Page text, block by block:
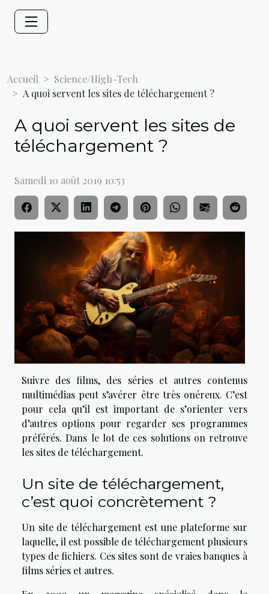
Accueil
Science/High-Tech
A quoi servent les sites de téléchargement ?
A quoi servent les sites de
téléchargement ?
Samedi 10 août 2019 10:53
Suivre des films, des séries et autres contenus
multimédias peut s’avérer être très onéreux. C’est
pour cela qu’il est important de s’orienter vers
d’autres options pour regarder ses programmes
préférés. Dans le lot de ces solutions on retrouve
les sites de téléchargement.
Un site de téléchargement,
c’est quoi concrètement ?
Un site de téléchargement est une plateforme sur
laquelle, il est possible de téléchargement plusieurs
types de fichiers. Ces sites sont de vraies banques à
films séries et autres.